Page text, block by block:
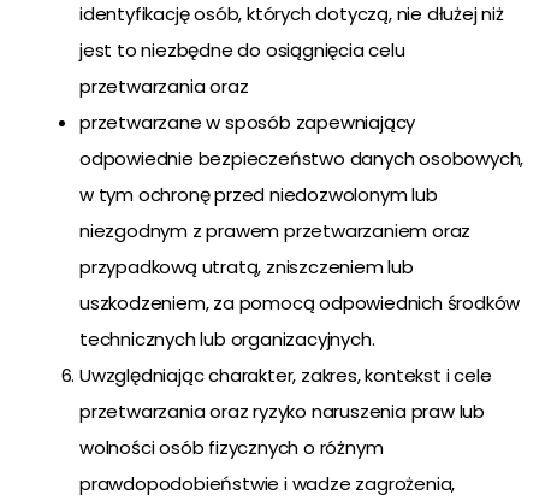
identyfikację osób, których dotyczą, nie dłużej niż
jest to niezbędne do osiągnięcia celu
przetwarzania oraz
przetwarzane w sposób zapewniający
odpowiednie bezpieczeństwo danych osobowych,
w tym ochronę przed niedozwolonym lub
niezgodnym z prawem przetwarzaniem oraz
przypadkową utratą, zniszczeniem lub
uszkodzeniem, za pomocą odpowiednich środków
technicznych lub organizacyjnych.
Uwzględniając charakter, zakres, kontekst i cele
przetwarzania oraz ryzyko naruszenia praw lub
wolności osób fizycznych o różnym
prawdopodobieństwie i wadze zagrożenia,